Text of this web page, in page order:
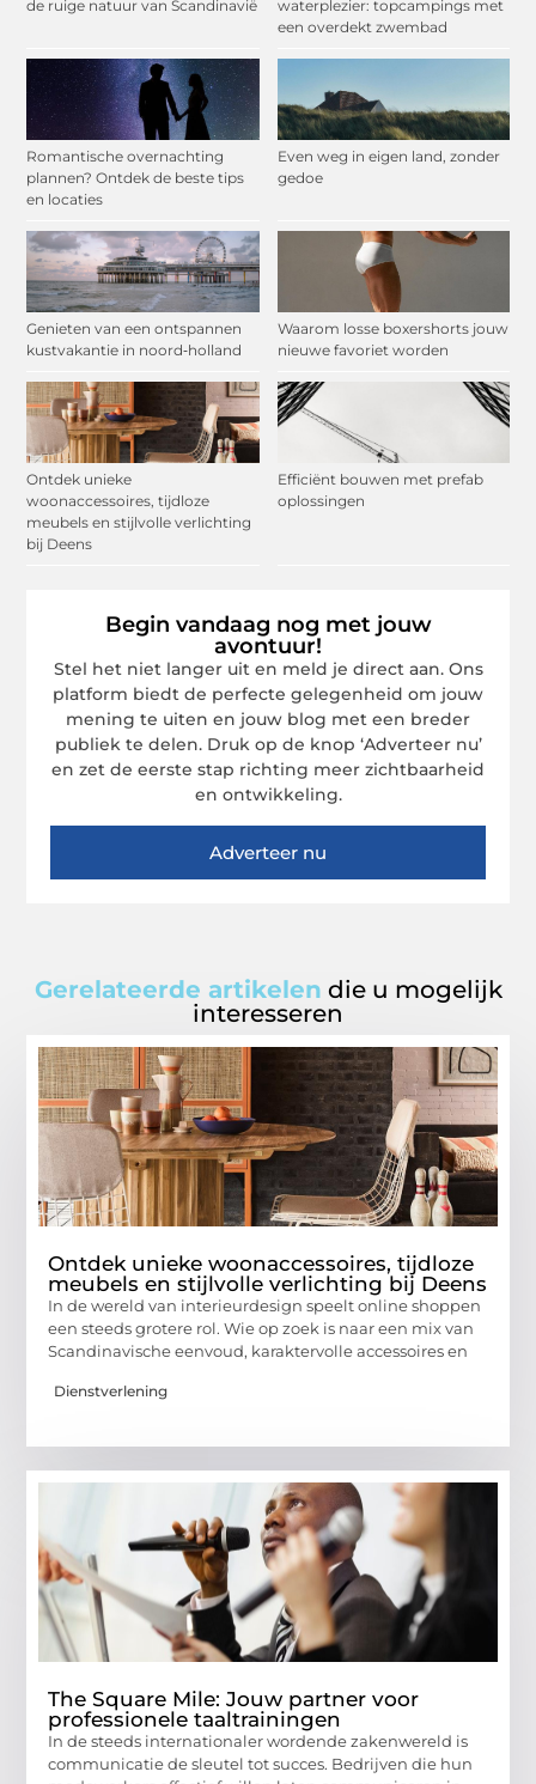
de ruige natuur van Scandinavië
waterplezier: topcampings met
een overdekt zwembad
Romantische overnachting
plannen? Ontdek de beste tips
en locaties
Even weg in eigen land, zonder
gedoe
Genieten van een ontspannen
kustvakantie in noord‑holland
Waarom losse boxershorts jouw
nieuwe favoriet worden
Ontdek unieke
woonaccessoires, tijdloze
meubels en stijlvolle verlichting
bij Deens
Efficiënt bouwen met prefab
oplossingen
Begin vandaag nog met jouw
avontuur!
Stel het niet langer uit en meld je direct aan. Ons
platform biedt de perfecte gelegenheid om jouw
mening te uiten en jouw blog met een breder
publiek te delen. Druk op de knop ‘Adverteer nu’
en zet de eerste stap richting meer zichtbaarheid
en ontwikkeling.
Adverteer nu
Gerelateerde artikelen die u mogelijk
interesseren
Ontdek unieke woonaccessoires, tijdloze
meubels en stijlvolle verlichting bij Deens
In de wereld van interieurdesign speelt online shoppen
een steeds grotere rol. Wie op zoek is naar een mix van
Scandinavische eenvoud, karaktervolle accessoires en
Dienstverlening
The Square Mile: Jouw partner voor
professionele taaltrainingen
In de steeds internationaler wordende zakenwereld is
communicatie de sleutel tot succes. Bedrijven die hun